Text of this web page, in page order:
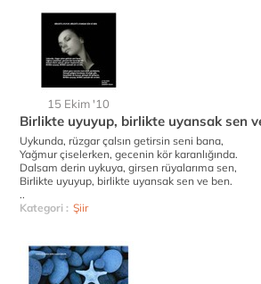
15 Ekim '10
Birlikte uyuyup, birlikte uyansak sen
Uykunda, rüzgar çalsın getirsin seni bana,
Yağmur çiselerken, gecenin kör karanlığında.
Dalsam derin uykuya, girsen rüyalarıma sen,
Birlikte uyuyup, birlikte uyansak sen ve ben.
..
Kategori : Şiir